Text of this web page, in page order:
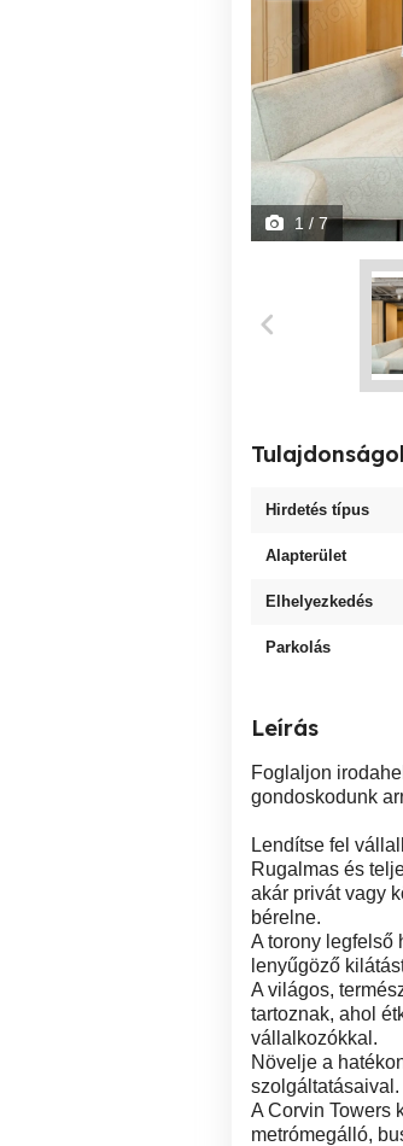
1 / 7
Hirdetés típus
Alapterület
Elhelyezkedés
Parkolás
Leírás
Foglaljon
gondoskodunk
Lendítse fel
Rugalmas és
akár privát vagy
bérelne.
A torony legfelső
lenyűgöző
A világos,
tartoznak, ahol
vállalkozókkal.
Növelje a
szolgáltatásaival.
A Corvin Towers
metrómegálló,